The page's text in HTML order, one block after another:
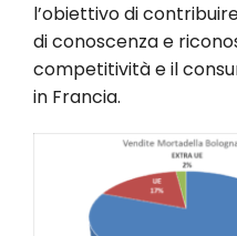
l’obiettivo di
di conoscenza e
competitività e il
in Francia.